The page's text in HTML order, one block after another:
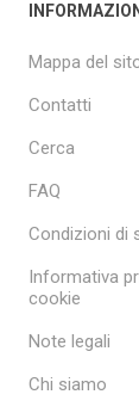
INFORMAZIONI
Mappa del
Contatti
Cerca
FAQ
Condizioni di
Informativa
cookie
Note legali
Chi siamo